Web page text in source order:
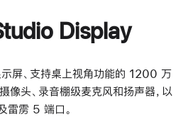
Display
屏、支持桌上视角功能的 1200 万
头、录音棚级麦克风和扬声器，以
雷雳 5 端口。